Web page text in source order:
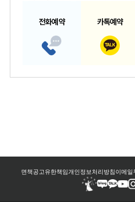
전화예약 카톡예약
면책공고유한책임개인정보처리방침이메일